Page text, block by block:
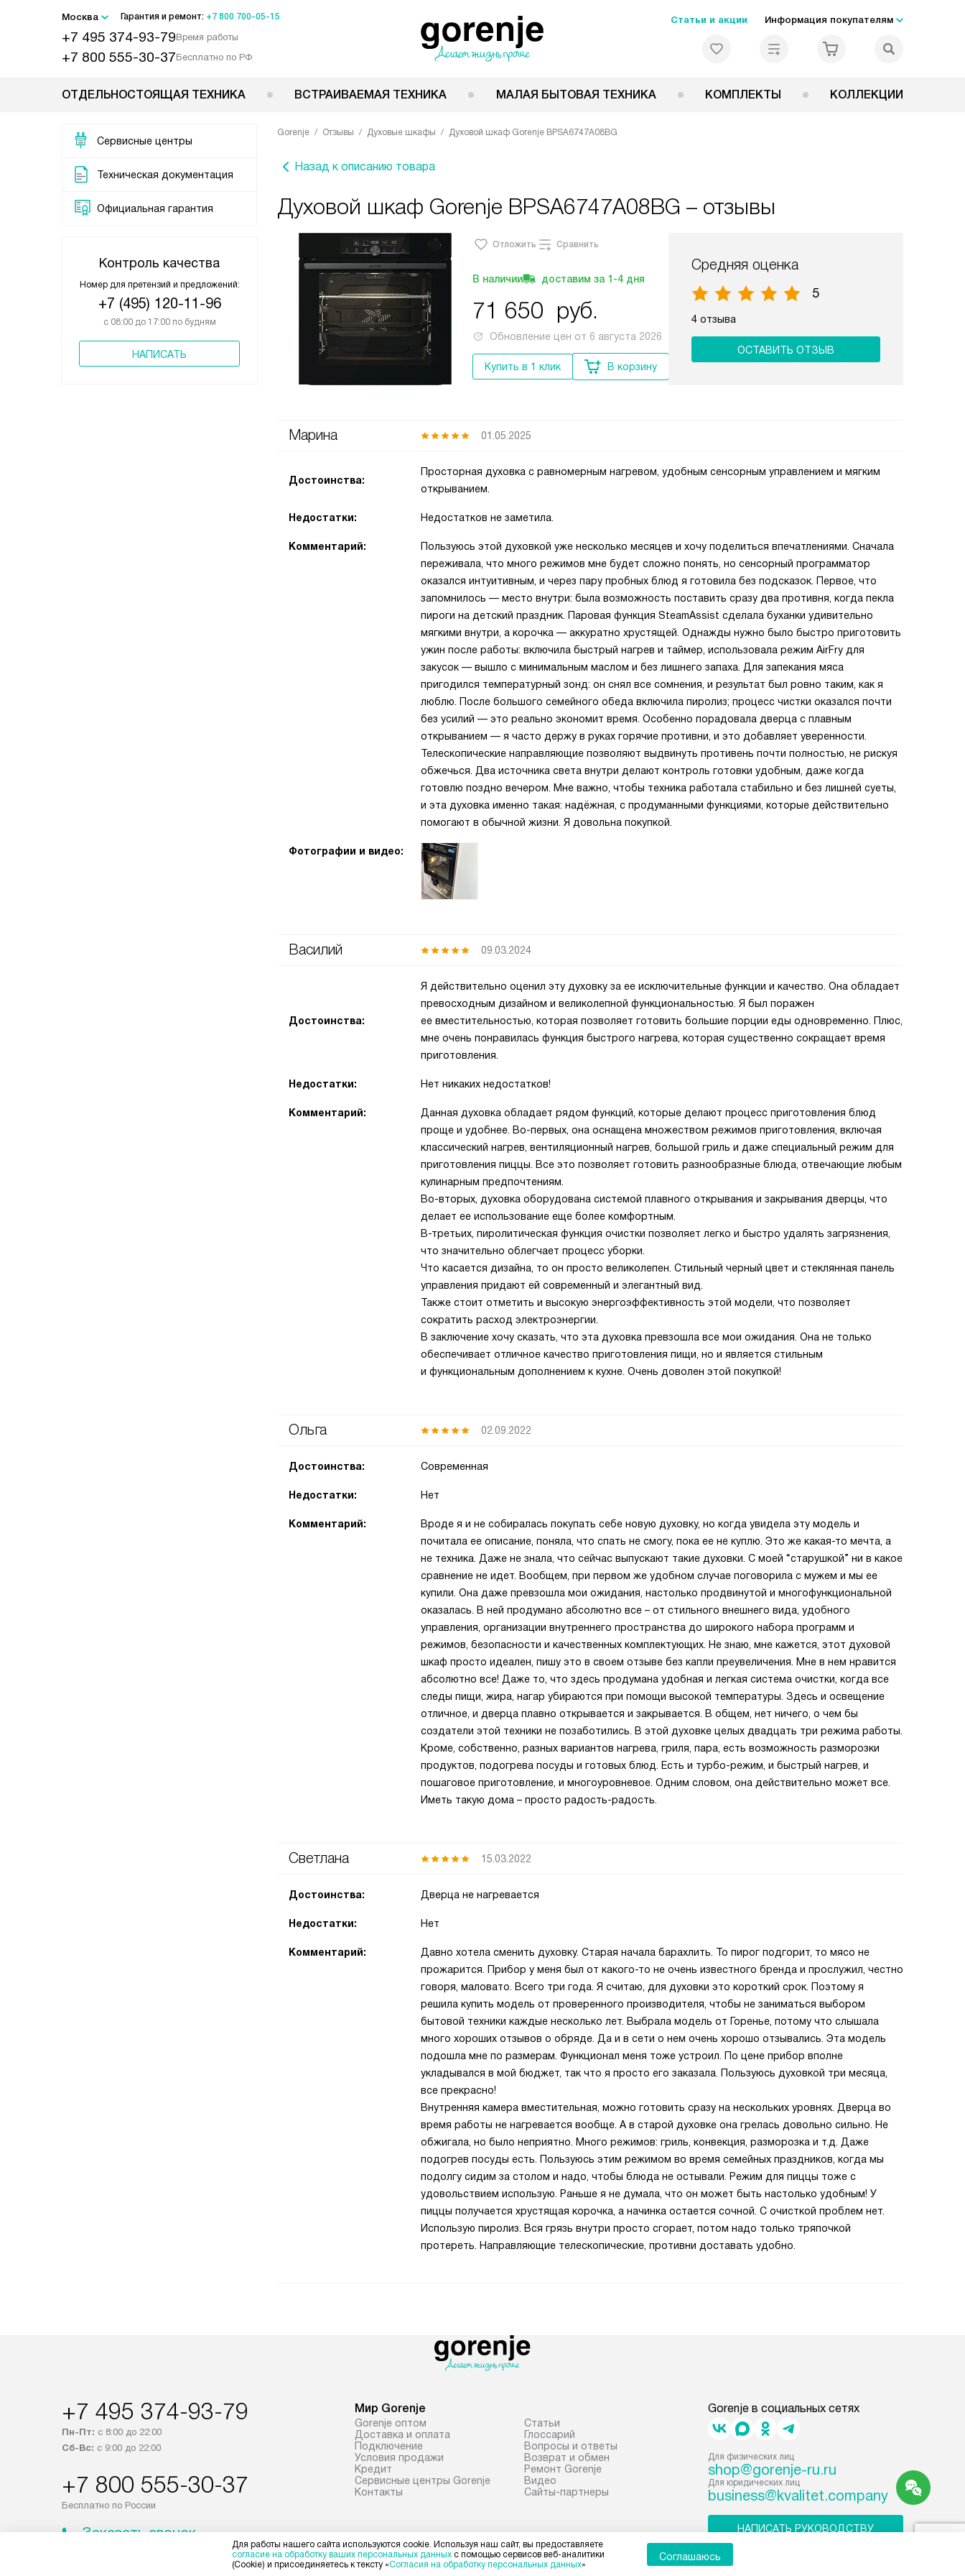
Москва Гарантия и ремонт: +7 800 700-05-15
+7 495 374-93-79Время работы
+7 800 555-30-37Бесплатно по РФ
Статьи и акции Информация покупателям
ОТДЕЛЬНОСТОЯЩАЯ ТЕХНИКА ВСТРАИВАЕМАЯ ТЕХНИКА МАЛАЯ БЫТОВАЯ ТЕХНИКА КОМПЛЕКТЫ КОЛЛЕКЦИИ
Сервисные центры
Техническая документация
Официальная гарантия
Контроль качества
Номер для претензий и предложений:
+7 (495) 120-11-96
с 08:00 до 17:00 по будням
НАПИСАТЬ
Gorenje Отзывы Духовые шкафы Духовой шкаф Gorenje BPSA6747A08BG
Назад к описанию товара
Духовой шкаф Gorenje BPSA6747A08BG – отзывы
Отложить Сравнить
В наличии доставим за 1-4 дня
71 650 руб.
Обновление цен от 6 августа 2026
Купить в 1 клик В корзину
Средняя оценка
5
4 отзыва
ОСТАВИТЬ ОТЗЫВ
Марина 01.05.2025
Достоинства:
Просторная духовка с равномерным нагревом, удобным сенсорным управлением и мягким
открыванием.
Недостатки: Недостатков не заметила.
Комментарий:
Пользуюсь этой духовкой уже несколько месяцев и хочу поделиться впечатлениями. Сначала
переживала, что много режимов мне будет сложно понять, но сенсорный программатор
оказался интуитивным, и через пару пробных блюд я готовила без подсказок. Первое, что
запомнилось — место внутри: была возможность поставить сразу два противня, когда пекла
пироги на детский праздник. Паровая функция SteamAssist сделала буханки удивительно
мягкими внутри, а корочка — аккуратно хрустящей. Однажды нужно было быстро приготовить
ужин после работы: включила быстрый нагрев и таймер, использовала режим AirFry для
закусок — вышло с минимальным маслом и без лишнего запаха. Для запекания мяса
пригодился температурный зонд: он снял все сомнения, и результат был ровно таким, как я
люблю. После большого семейного обеда включила пиролиз; процесс чистки оказался почти
без усилий — это реально экономит время. Особенно порадовала дверца с плавным
открыванием — я часто держу в руках горячие противни, и это добавляет уверенности.
Телескопические направляющие позволяют выдвинуть противень почти полностью, не рискуя
обжечься. Два источника света внутри делают контроль готовки удобным, даже когда
готовлю поздно вечером. Мне важно, чтобы техника работала стабильно и без лишней суеты,
и эта духовка именно такая: надёжная, с продуманными функциями, которые действительно
помогают в обычной жизни. Я довольна покупкой.
Фотографии и видео:
Василий 09.03.2024
Достоинства:
Я действительно оценил эту духовку за ее исключительные функции и качество. Она обладает
превосходным дизайном и великолепной функциональностью. Я был поражен
ее вместительностью, которая позволяет готовить большие порции еды одновременно. Плюс,
мне очень понравилась функция быстрого нагрева, которая существенно сокращает время
приготовления.
Недостатки: Нет никаких недостатков!
Комментарий:
Данная духовка обладает рядом функций, которые делают процесс приготовления блюд
проще и удобнее. Во-первых, она оснащена множеством режимов приготовления, включая
классический нагрев, вентиляционный нагрев, большой гриль и даже специальный режим для
приготовления пиццы. Все это позволяет готовить разнообразные блюда, отвечающие любым
кулинарным предпочтениям.
Во-вторых, духовка оборудована системой плавного открывания и закрывания дверцы, что
делает ее использование еще более комфортным.
В-третьих, пиролитическая функция очистки позволяет легко и быстро удалять загрязнения,
что значительно облегчает процесс уборки.
Что касается дизайна, то он просто великолепен. Стильный черный цвет и стеклянная панель
управления придают ей современный и элегантный вид.
Также стоит отметить и высокую энергоэффективность этой модели, что позволяет
сократить расход электроэнергии.
В заключение хочу сказать, что эта духовка превзошла все мои ожидания. Она не только
обеспечивает отличное качество приготовления пищи, но и является стильным
и функциональным дополнением к кухне. Очень доволен этой покупкой!
Ольга 02.09.2022
Достоинства: Современная
Недостатки: Нет
Комментарий:
Вроде я и не собиралась покупать себе новую духовку, но когда увидела эту модель и
почитала ее описание, поняла, что спать не смогу, пока ее не куплю. Это же какая-то мечта, а
не техника. Даже не знала, что сейчас выпускают такие духовки. С моей “старушкой” ни в какое
сравнение не идет. Вообщем, при первом же удобном случае поговорила с мужем и мы ее
купили. Она даже превзошла мои ожидания, настолько продвинутой и многофункциональной
оказалась. В ней продумано абсолютно все – от стильного внешнего вида, удобного
управления, организации внутреннего пространства до широкого набора программ и
режимов, безопасности и качественных комплектующих. Не знаю, мне кажется, этот духовой
шкаф просто идеален, пишу это в своем отзыве без капли преувеличения. Мне в нем нравится
абсолютно все! Даже то, что здесь продумана удобная и легкая система очистки, когда все
следы пищи, жира, нагар убираются при помощи высокой температуры. Здесь и освещение
отличное, и дверца плавно открывается и закрывается. В общем, нет ничего, о чем бы
создатели этой техники не позаботились. В этой духовке целых двадцать три режима работы.
Кроме, собственно, разных вариантов нагрева, гриля, пара, есть возможность разморозки
продуктов, подогрева посуды и готовых блюд. Есть и турбо-режим, и быстрый нагрев, и
пошаговое приготовление, и многоуровневое. Одним словом, она действительно может все.
Иметь такую дома – просто радость-радость.
Светлана 15.03.2022
Достоинства: Дверца не нагревается
Недостатки: Нет
Комментарий:
Давно хотела сменить духовку. Старая начала барахлить. То пирог подгорит, то мясо не
прожарится. Прибор у меня был от какого-то не очень известного бренда и прослужил, честно
говоря, маловато. Всего три года. Я считаю, для духовки это короткий срок. Поэтому я
решила купить модель от проверенного производителя, чтобы не заниматься выбором
бытовой техники каждые несколько лет. Выбрала модель от Горенье, потому что слышала
много хороших отзывов о обряде. Да и в сети о нем очень хорошо отзывались. Эта модель
подошла мне по размерам. Функционал меня тоже устроил. По цене прибор вполне
укладывался в мой бюджет, так что я просто его заказала. Пользуюсь духовкой три месяца,
все прекрасно!
Внутренняя камера вместительная, можно готовить сразу на нескольких уровнях. Дверца во
время работы не нагревается вообще. А в старой духовке она грелась довольно сильно. Не
обжигала, но было неприятно. Много режимов: гриль, конвекция, разморозка и т.д. Даже
подогрев посуды есть. Пользуюсь этим режимом во время семейных праздников, когда мы
подолгу сидим за столом и надо, чтобы блюда не остывали. Режим для пиццы тоже с
удовольствием использую. Раньше я не думала, что он может быть настолько удобным! У
пиццы получается хрустящая корочка, а начинка остается сочной. С очисткой проблем нет.
Использую пиролиз. Вся грязь внутри просто сгорает, потом надо только тряпочкой
протереть. Направляющие телескопические, противни доставать удобно.
+7 495 374-93-79
Пн-Пт: с 8:00 до 22:00
Сб-Вс: с 9:00 до 22:00
+7 800 555-30-37
Бесплатно по России
Заказать звонок
Мир Gorenje
Gorenje оптом
Доставка и оплата
Подключение
Условия продажи
Кредит
Сервисные центры Gorenje
Контакты
Cтатьи
Глоссарий
Вопросы и ответы
Возврат и обмен
Ремонт Gorenje
Видео
Сайты-партнеры
Gorenje в социальных сетях
Для физических лиц
shop@gorenje-ru.ru
Для юридических лиц
business@kvalitet.company
НАПИСАТЬ РУКОВОДСТВУ
© 2004 – 2026 Магазин Gorenje «Kvalitet Trade, LLC» Политика конфиденциальности Условия продажи Карта сайта
Для работы нашего сайта используются cookie. Используя наш сайт, вы предоставляете
согласие на обработку ваших персональных данных с помощью сервисов веб-аналитики
(Cookie) и присоединяетесь к тексту «Согласия на обработку персональных данных»
Соглашаюсь